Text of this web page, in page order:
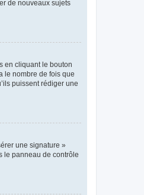
de nouveaux sujets
en cliquant le bouton
le nombre de fois que
puissent rédiger une
une signature »
le panneau de contrôle